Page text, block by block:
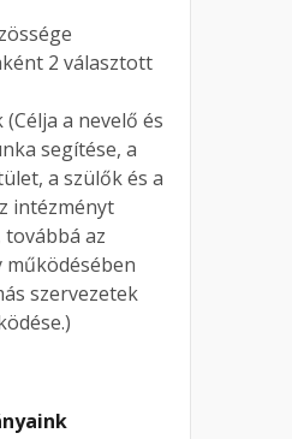
2 választott
a nevelő és
segítése, a
a szülők és a
intézményt
az
működésében
szervezetek